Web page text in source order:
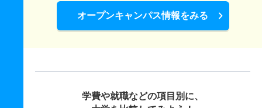
オープンキャンパス情報をみる
学費や就職などの項目別に、